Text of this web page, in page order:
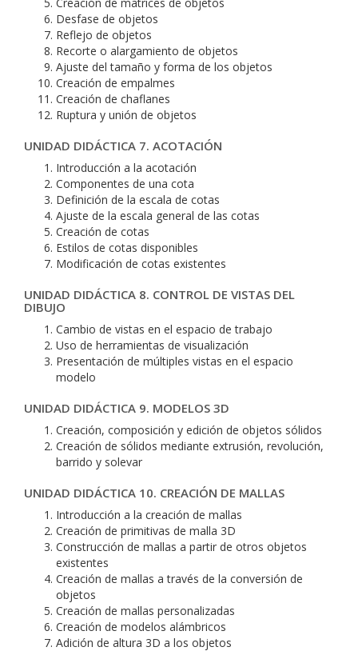
Desfase de objetos
Reflejo de objetos
Recorte o alargamiento de objetos
Ajuste del tamaño y forma de los objetos
Creación de empalmes
Creación de chaflanes
Ruptura y unión de objetos
UNIDAD DIDÁCTICA 7. ACOTACIÓN
Introducción a la acotación
Componentes de una cota
Definición de la escala de cotas
Ajuste de la escala general de las cotas
Creación de cotas
Estilos de cotas disponibles
Modificación de cotas existentes
UNIDAD DIDÁCTICA 8. CONTROL DE VISTAS DEL
DIBUJO
Cambio de vistas en el espacio de trabajo
Uso de herramientas de visualización
Presentación de múltiples vistas en el espacio
modelo
UNIDAD DIDÁCTICA 9. MODELOS 3D
Creación, composición y edición de objetos sólidos
Creación de sólidos mediante extrusión, revolución,
barrido y solevar
UNIDAD DIDÁCTICA 10. CREACIÓN DE MALLAS
Introducción a la creación de mallas
Creación de primitivas de malla 3D
Construcción de mallas a partir de otros objetos
existentes
Creación de mallas a través de la conversión de
objetos
Creación de mallas personalizadas
Creación de modelos alámbricos
Adición de altura 3D a los objetos